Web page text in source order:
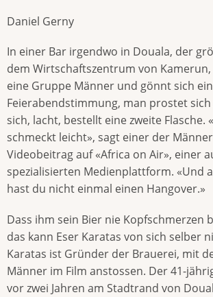
Daniel Gerny
In einer Bar irgendwo in Douala, der
dem Wirtschaftszentrum von
eine Gruppe Männer und gönnt sich
Feierabendstimmung, man prostet
sich, lacht, bestellt eine zweite Flasche.
schmeckt leicht», sagt einer der
Videobeitrag auf «Africa on Air», einer
spezialisierten Medienplattform. «Und
hast du nicht einmal einen Hangover.»
Dass ihm sein Bier nie Kopfschmerzen
das kann Eser Karatas von sich selber
Karatas ist Gründer der Brauerei, mit
Männer im Film anstossen. Der 41-
vor zwei Jahren am Stadtrand von